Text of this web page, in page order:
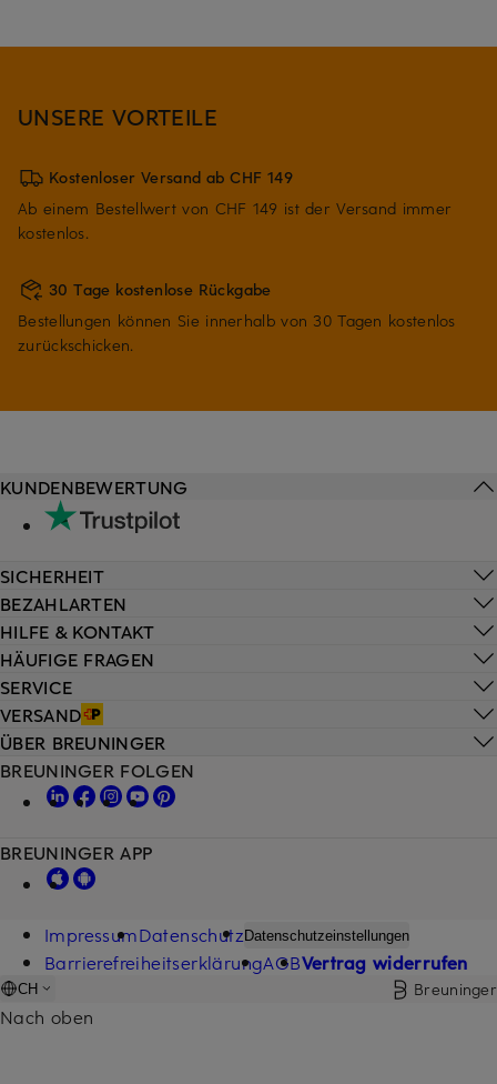
UNSERE VORTEILE
Kostenloser Versand ab CHF 149
Ab einem Bestellwert von CHF 149 ist der Versand immer
kostenlos.
30 Tage kostenlose Rückgabe
Bestellungen können Sie innerhalb von 30 Tagen kostenlos
zurückschicken.
HILFE & KONTAKT
HÄUFIGE FRAGEN
SERVICE
VERSAND
KUNDENBEWERTUNG
SICHERHEIT
BEZAHLARTEN
ÜBER BREUNINGER
BREUNINGER FOLGEN
BREUNINGER APP
ImpressumDatenschutzDatenschutzeinstellungen
BarrierefreiheitserklärungAGBVertrag widerrufen
CH Breuninger
Nach oben